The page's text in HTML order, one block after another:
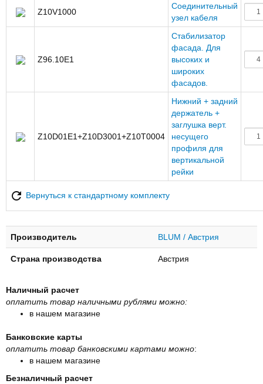
Z10V1000
Соединительный
узел кабеля
Z96.10E1
Стабилизатор
фасада. Для
высоких и
широких
фасадов.
Z10D01E1+Z10D3001+Z10T0004
Нижний + задний
держатель +
заглушка верт.
несущего
профиля для
вертикальной
рейки
Вернуться к стандартному комплекту
Производитель BLUM / Австрия
Страна производства Австрия
Наличный расчет
оплатить товар наличными рублями можно:
в нашем магазине
Банковские карты
оплатить товар банковскими картами можно:
в нашем магазине
Безналичный расчет